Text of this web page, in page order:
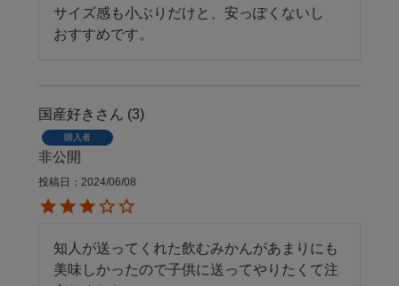
サイズ感も小ぶりだけと、安っぽくないし
おすすめです。
国産好き 3
購入者
非公開
投稿日 2024/06/08
知人が送ってくれた飲むみかんがあまりにも
美味しかったので子供に送ってやりたくて注